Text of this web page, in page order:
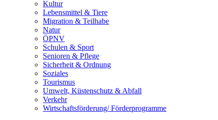
Kultur
Lebensmittel & Tiere
Migration & Teilhabe
Natur
ÖPNV
Schulen & Sport
Senioren & Pflege
Sicherheit & Ordnung
Soziales
Tourismus
Umwelt, Küstenschutz & Abfall
Verkehr
Wirtschaftsförderung/ Förderprogramme